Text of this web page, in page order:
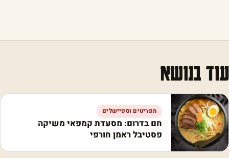
עוד בנושא
תפריטים וספיישלים
חם בדרום: מסעדת קמפאי משיקה
פסטיבל ראמן חורפי